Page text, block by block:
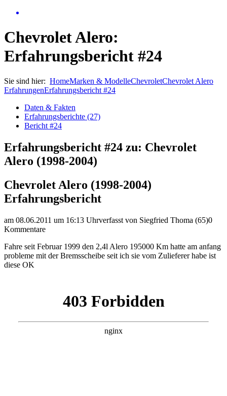
Chevrolet Alero:
Erfahrungsbericht #24
Sie sind hier: HomeMarken & ModelleChevroletChevrolet Alero
ErfahrungenErfahrungsbericht #24
Daten & Fakten
Erfahrungsberichte (27)
Bericht #24
Erfahrungsbericht #24 zu: Chevrolet
Alero (1998-2004)
Chevrolet Alero (1998-2004)
Erfahrungsbericht
am 08.06.2011 um 16:13 Uhrverfasst von Siegfried Thoma (65)0
Kommentare
Fahre seit Februar 1999 den 2,4l Alero 195000 Km hatte am anfang
probleme mit der Bremsscheibe seit ich sie vom Zulieferer habe ist
diese OK